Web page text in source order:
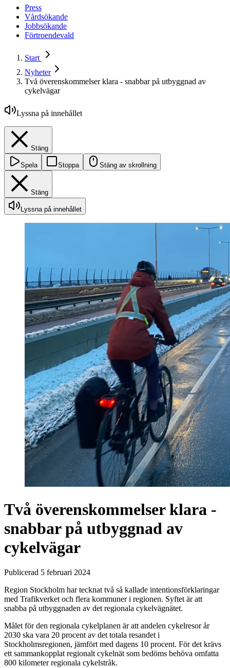
Press
Vårdsökande
Jobbsökande
Förtroendevald
Start
Nyheter
Två överenskommelser klara - snabbar på utbyggnad av
cykelvägar
Lyssna på innehållet
Stäng
Spela Stoppa Stäng av skrollning
Stäng
Lyssna på innehållet
Två överenskommelser klara -
snabbar på utbyggnad av
cykelvägar
Publicerad 5 februari 2024
Region Stockholm har tecknat två så kallade intentionsförklaringar
med Trafikverket och flera kommuner i regionen. Syftet är att
snabba på utbyggnaden av det regionala cykelvägnätet.
Målet för den regionala cykelplanen är att andelen cykelresor år
2030 ska vara 20 procent av det totala resandet i
Stockholmsregionen, jämfört med dagens 10 procent. För det krävs
ett sammankopplat regionalt cykelnät som bedöms behöva omfatta
800 kilometer regionala cykelstråk.